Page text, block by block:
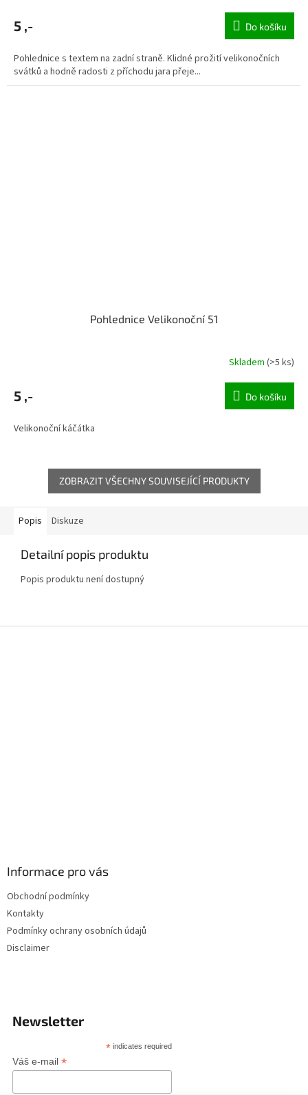
5 ,- Do košíku
Pohlednice s textem na zadní straně. Klidné prožití velikonočních
svátků a hodně radosti z příchodu jara přeje...
Pohlednice Velikonoční 51
Skladem (>5 ks)
5 ,- Do košíku
Velikonoční káčátka
ZOBRAZIT VŠECHNY SOUVISEJÍCÍ PRODUKTY
Popis Diskuze
Detailní popis produktu
Popis produktu není dostupný
Informace pro vás
Obchodní podmínky
Kontakty
Podmínky ochrany osobních údajů
Disclaimer
Newsletter
* indicates required
Váš e-mail *